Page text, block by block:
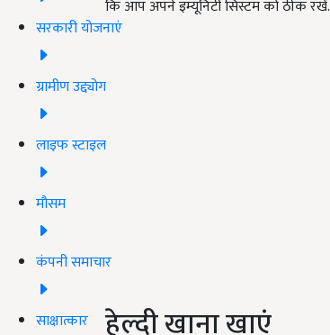
सरकारी योजनाएं
ग्रामीण उद्द्योग
लाइफ स्टाइल
मौसम
कंपनी समाचार
साक्षात्कार
कि आप अपने इम्यूनिटी सिस्टम को ठीक रखें.
हेल्दी खाना खाएं